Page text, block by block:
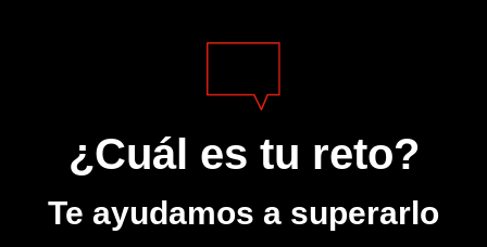
¿Cuál es tu reto?
Te ayudamos a superarlo